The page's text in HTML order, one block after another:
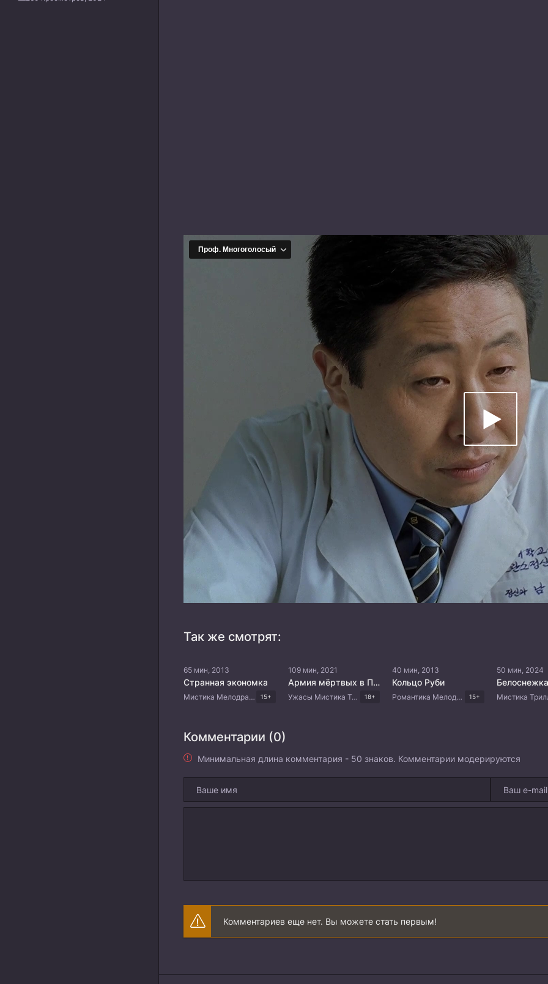
Так же смотрят:
65 мин, 2013
Странная экономка
Мистика Мелодрама Драма Корейские дорамы 15+
109 мин, 2021
Армия мёртвых в Пусане
Ужасы Мистика Триллер Корейские дорамы 18+
40 мин, 2013
Кольцо Руби
Романтика Мелодрама Драма Корейские дорамы 15+
50 мин, 2024
Комментарии (0)
Минимальная длина комментария - 50 знаков. Комментарии модерируются
Комментариев еще нет. Вы можете стать первым!